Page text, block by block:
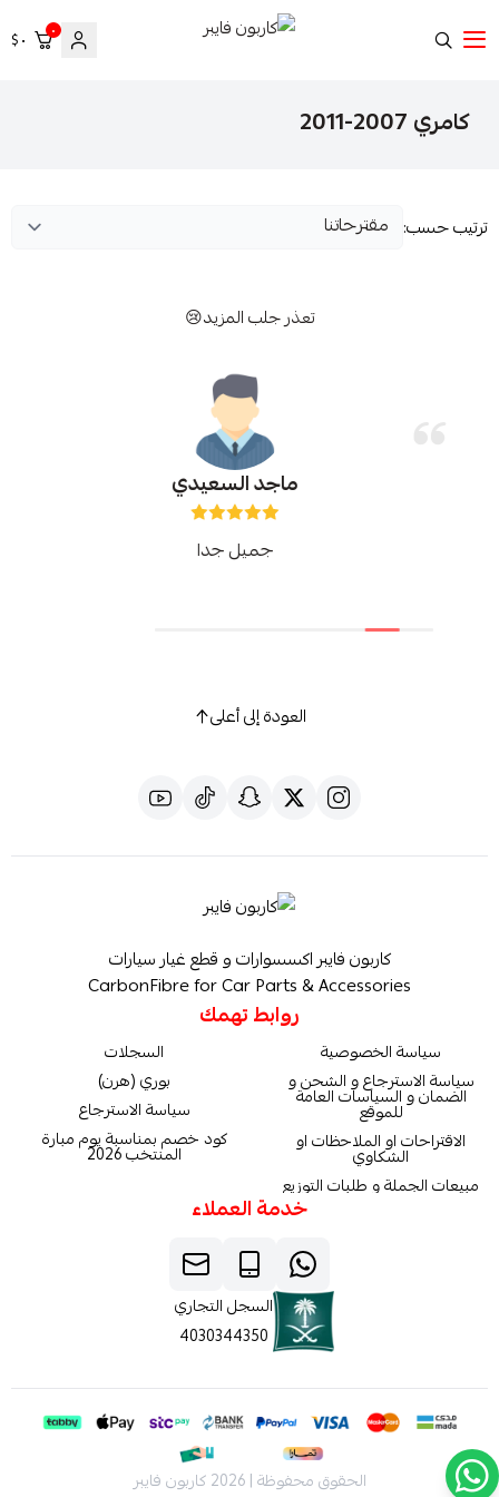
٠ ٠ $
كامري 2007-2011
ترتيب حسب:
تعذر جلب المزيد😢
ماجد السعيدي
جميل جدا
العودة إلى أعلى
كاربون فايبر اكسسوارات و قطع غيار سيارات
CarbonFibre for Car Parts & Accessories
روابط تهمك
سياسة الخصوصية
سياسة الاسترجاع و الشحن و
الضمان و السياسات العامة
للموقع
الاقتراحات او الملاحظات او
الشكاوي
مبيعات الجملة و طلبات التوزيع
السجلات
بوري (هرن)
سياسة الاسترجاع
كود خصم بمناسبة يوم مبارة
المنتخب 2026
خدمة العملاء
السجل التجاري
4030344350
الحقوق محفوظة | 2026 كاربون فايبر